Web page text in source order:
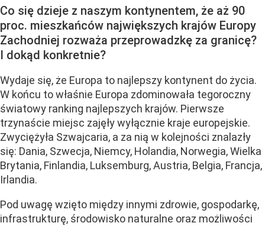
Co się dzieje z naszym kontynentem, że aż 90
proc. mieszkańców największych krajów Europy
Zachodniej rozważa przeprowadzkę za granicę?
I dokąd konkretnie?
Wydaje się, że Europa to najlepszy kontynent do życia.
W końcu to właśnie Europa zdominowała tegoroczny
światowy ranking najlepszych krajów. Pierwsze
trzynaście miejsc zajęły wyłącznie kraje europejskie.
Zwyciężyła Szwajcaria, a za nią w kolejności znalazły
się: Dania, Szwecja, Niemcy, Holandia, Norwegia, Wielka
Brytania, Finlandia, Luksemburg, Austria, Belgia, Francja,
Irlandia.
Pod uwagę wzięto między innymi zdrowie, gospodarkę,
infrastrukturę, środowisko naturalne oraz możliwości